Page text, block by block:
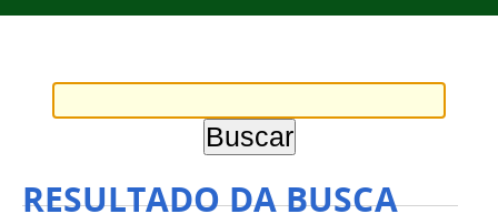
RESULTADO DA BUSCA